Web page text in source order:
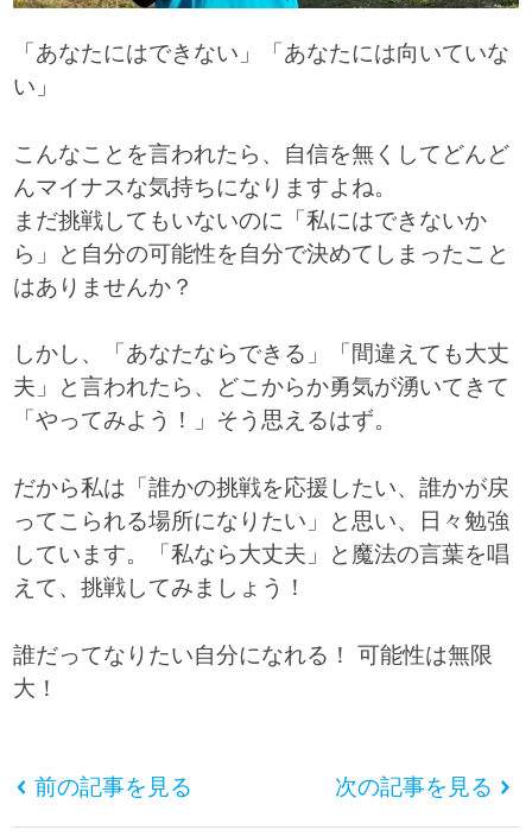
「あなたにはできない」「あなたには向いていな
い」
こんなことを言われたら、自信を無くしてどんど
んマイナスな気持ちになりますよね。
まだ挑戦してもいないのに「私にはできないか
ら」と自分の可能性を自分で決めてしまったこと
はありませんか？
しかし、「あなたならできる」「間違えても大丈
夫」と言われたら、どこからか勇気が湧いてきて
「やってみよう！」そう思えるはず。
だから私は「誰かの挑戦を応援したい、誰かが戻
ってこられる場所になりたい」と思い、日々勉強
しています。「私なら大丈夫」と魔法の言葉を唱
えて、挑戦してみましょう！
誰だってなりたい自分になれる！ 可能性は無限
大！
前の記事を見る 次の記事を見る